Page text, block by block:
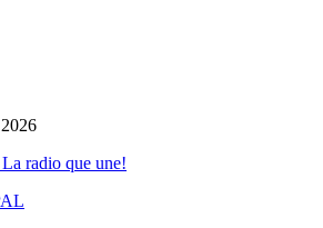
radio que une!